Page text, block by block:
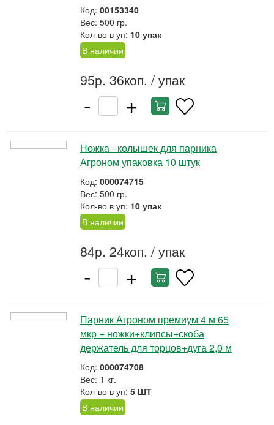
Код: 00153340
Вес: 500 гр.
Кол-во в уп: 10 упак
В наличии
95р. 36коп. / упак
- +
Ножка - колышек для парника
Агроном упаковка 10 штук
Код: 000074715
Вес: 500 гр.
Кол-во в уп: 10 упак
В наличии
84р. 24коп. / упак
- +
Парник Агроном премиум 4 м 65
мкр + ножки+клипсы+скоба
держатель для торцов+дуга 2,0 м
Код: 000074708
Вес: 1 кг.
Кол-во в уп: 5 ШТ
В наличии